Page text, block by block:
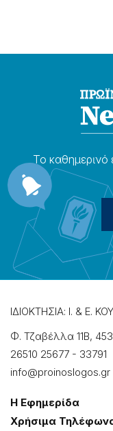
Το καθημερɩνό
ΙΔΙΟΚΤΗΣΙΑ: Ι. & Ε.
Φ. Τζαβέλλα 11Β,
26510 25677 - 33791
info@proinoslogos.gr
Η Εφημερίδα
Χρήσɩμα